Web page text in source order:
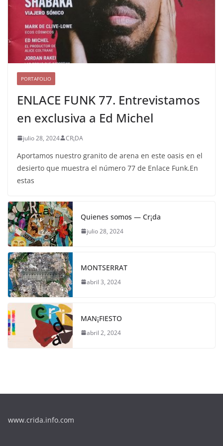
PORTAFOLIO
ENLACE FUNK 77. Entrevistamos
en exclusiva a Ed Michel
julio 28, 2024 CR¡DA
Aportamos nuestro granito de arena en este oasis en el
desierto que muestra el número 77 de Enlace Funk.En
estas
Quienes somos — Cr¡da
julio 28, 2024
MONTSERRAT
abril 3, 2024
MAN¡FIESTO
abril 2, 2024
www.crida.info.com